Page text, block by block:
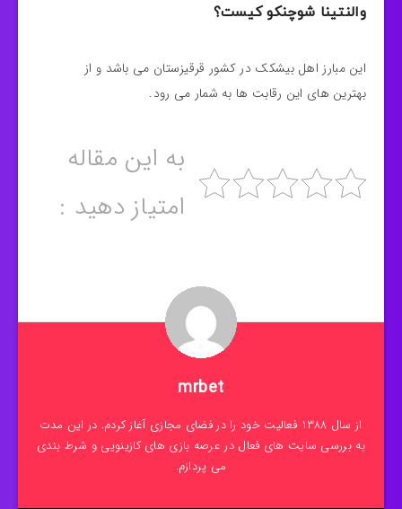
والنتینا شوچنکو کیست؟
این مبارز اهل بیشکک در کشور قرقیزستان می باشد و از
بهترین های این رقابت ها به شمار می رود.
به این مقاله
امتیاز دهید :
mrbet
از سال 1388 فعالیت خود را در فضای مجازی آغاز کردم. در این مدت
به بررسی سایت های فعال در عرصه بازی های کازینویی و شرط بندی
می پردازم.